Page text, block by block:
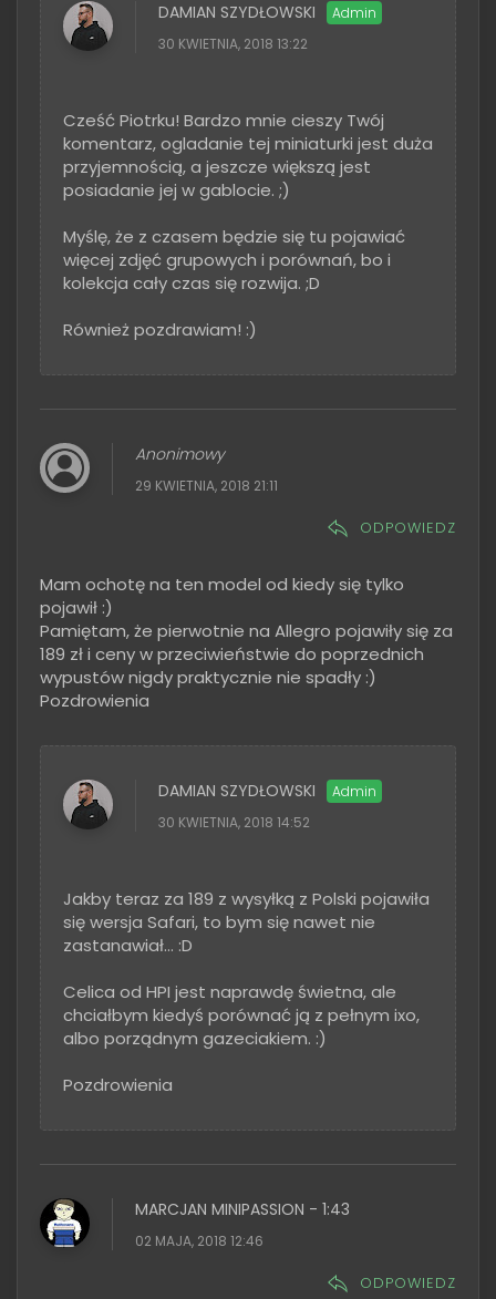
DAMIAN SZYDŁOWSKI
30 KWIETNIA, 2018 13:22
Cześć Piotrku! Bardzo mnie cieszy Twój
komentarz, ogladanie tej miniaturki jest duża
przyjemnością, a jeszcze większą jest
posiadanie jej w gablocie. ;)
Myślę, że z czasem będzie się tu pojawiać
więcej zdjęć grupowych i porównań, bo i
kolekcja cały czas się rozwija. ;D
Również pozdrawiam! :)
Anonimowy
29 KWIETNIA, 2018 21:11
ODPOWIEDZ
Mam ochotę na ten model od kiedy się tylko
pojawił :)
Pamiętam, że pierwotnie na Allegro pojawiły się za
189 zł i ceny w przeciwieństwie do poprzednich
wypustów nigdy praktycznie nie spadły :)
Pozdrowienia
DAMIAN SZYDŁOWSKI
30 KWIETNIA, 2018 14:52
Jakby teraz za 189 z wysyłką z Polski pojawiła
się wersja Safari, to bym się nawet nie
zastanawiał... :D
Celica od HPI jest naprawdę świetna, ale
chciałbym kiedyś porównać ją z pełnym ixo,
albo porządnym gazeciakiem. :)
Pozdrowienia
MARCJAN MINIPASSION - 1:43
02 MAJA, 2018 12:46
ODPOWIEDZ